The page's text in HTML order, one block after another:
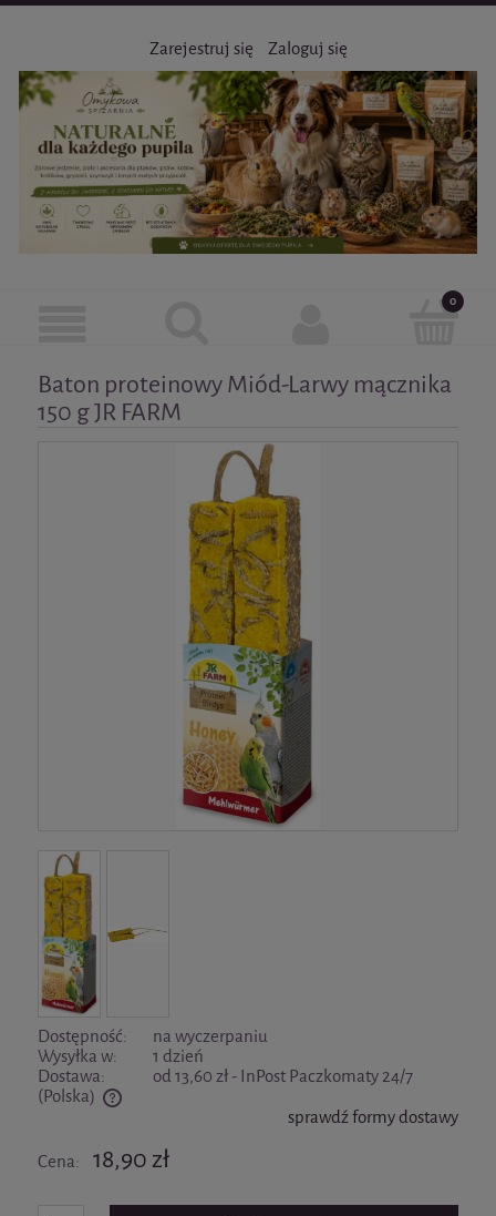
Zarejestruj się Zaloguj się
Baton proteinowy Miód-Larwy mącznika
150 g JR FARM
Dostępność:
na wyczerpaniu
Wysyłka w:
1 dzień
Dostawa:
od 13,60 zł - InPost Paczkomaty 24/7
(Polska)
Cena nie zawiera ewentualnych kosztów płatnościsprawdź formy dostawy
Cena:
18,90 zł